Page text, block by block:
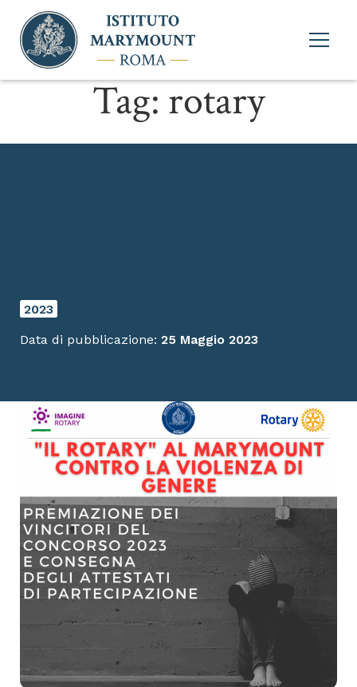
Apri
menu
Tag: rotary
2023
Data di pubblicazione: 25 Maggio 2023